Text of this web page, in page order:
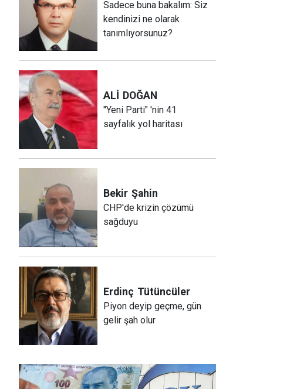
Sadece buna bakalım: Siz
kendinizi ne olarak
tanımlıyorsunuz?
ALİ DOĞAN
"Yeni Parti" 'nin 41
sayfalık yol haritası
Bekir Şahin
CHP'de krizin çözümü
sağduyu
Erdinç Tütüncüler
Piyon deyip geçme, gün
gelir şah olur